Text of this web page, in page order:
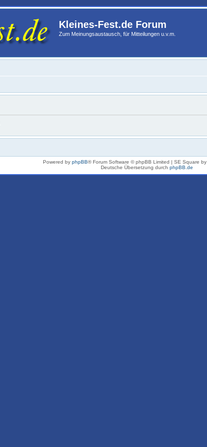
Kleines-Fest.de Forum
Zum Meinungsaustausch, für Mitteilungen u.v.m.
Powered by phpBB® Forum Software © phpBB Limited | SE Square by
Deutsche Übersetzung durch phpBB.de